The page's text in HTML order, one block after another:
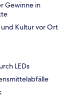
Gewinne in
Kultur vor Ort
LEDs